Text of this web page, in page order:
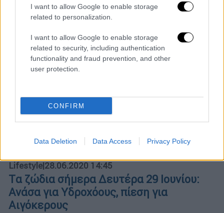
I want to allow Google to enable storage
related to personalization.
I want to allow Google to enable storage
related to security, including authentication
functionality and fraud prevention, and other
user protection.
CONFIRM
Data Deletion Data Access Privacy Policy
Mερική Έκλειψη Σελήνης στον Αιγόκερω -
Πώς επηρεάζει τα 12 ζώδια
Lifestyle|28.06.2020 14:45
Tα ζώδια σήμερα Δευτέρα 29 Ιουνίου:
Ανάσα για Υδροχόους, πίεση για
Αιγόκερους